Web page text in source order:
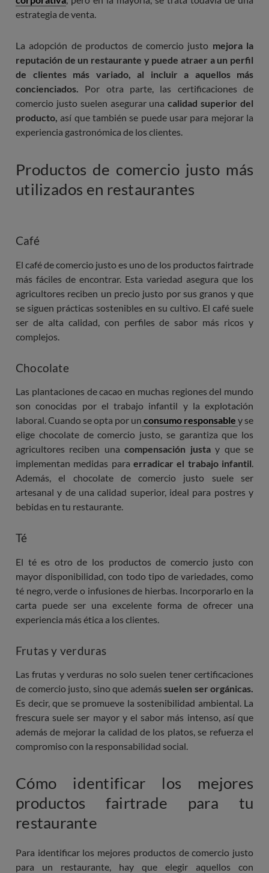
estrategia de venta.
La adopción de productos de comercio justo mejora la
reputación de un restaurante y puede atraer a un perfil
de clientes más variado, al incluir a aquellos más
concienciados. Por otra parte, las certificaciones de
comercio justo suelen asegurar una calidad superior del
producto, así que también se puede usar para mejorar la
experiencia gastronómica de los clientes.
Productos de comercio justo más
utilizados en restaurantes
Café
El café de comercio justo es uno de los productos fairtrade
más fáciles de encontrar. Esta variedad asegura que los
agricultores reciben un precio justo por sus granos y que
se siguen prácticas sostenibles en su cultivo. El café suele
ser de alta calidad, con perfiles de sabor más ricos y
complejos.
Chocolate
Las plantaciones de cacao en muchas regiones del mundo
son conocidas por el trabajo infantil y la explotación
laboral. Cuando se opta por un consumo responsable y se
elige chocolate de comercio justo, se garantiza que los
agricultores reciben unacompensación justay que se
implementan medidas para erradicar el trabajo infantil.
Además, el chocolate de comercio justo suele ser
artesanal y de una calidad superior, ideal para postres y
bebidas en tu restaurante.
Té
El té es otro de los productos de comercio justo con
mayor disponibilidad, con todo tipo de variedades, como
té negro, verde o infusiones de hierbas. Incorporarlo en la
carta puede ser una excelente forma de ofrecer una
experiencia más ética a los clientes.
Frutas y verduras
Las frutas y verduras no solo suelen tener certificaciones
de comercio justo, sino que además suelen ser orgánicas.
Es decir, que se promueve la sostenibilidad ambiental. La
frescura suele ser mayor y el sabor más intenso, así que
además de mejorar la calidad de los platos, se refuerza el
compromiso con la responsabilidad social.
Cómo identificar los mejores
productos fairtrade para tu
restaurante
Para identificar los mejores productos de comercio justo
para un restaurante, hay que elegir aquellos con